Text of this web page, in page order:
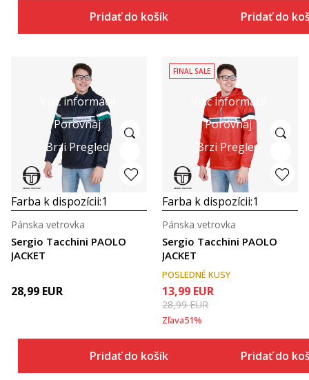
Pridať do košíka Pridať do
Viac informácií
Porovnaj
Brzi Pregled
Farba k dispozícii:1
Sergio Tacchini PAOLO
JACKET
Pánska vetrovka
28,99 EUR
Pridať do košíka
Viac informácií
Porovnaj
Brzi Pregled
FINAL SALE
Farba k dispozícii:1
Sergio Tacchini PAOLO
JACKET
Pánska vetrovka
POSLEDNÉ KUSY
13,99 EUR
28,99EUR
Zľava51%
Pridať do